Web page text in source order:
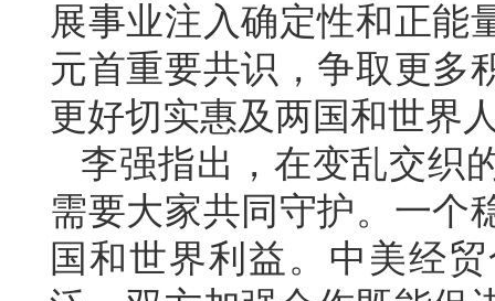
展事业注入确定性和正能
元首重要共识，争取更多
更好切实惠及两国和世界
李强指出，在变乱交织
需要大家共同守护。一个
国和世界利益。中美经